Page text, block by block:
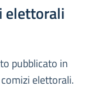
elettorali
pubblicato in
elettorali.